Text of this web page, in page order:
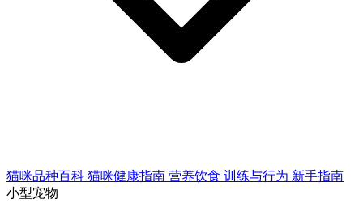
猫咪品种百科 猫咪健康指南 营养饮食 训练与行为 新手指南
小型宠物